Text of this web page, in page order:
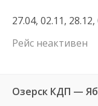
27.04, 02.11, 28.12,
Рейс неактивен
Озерск КДП —